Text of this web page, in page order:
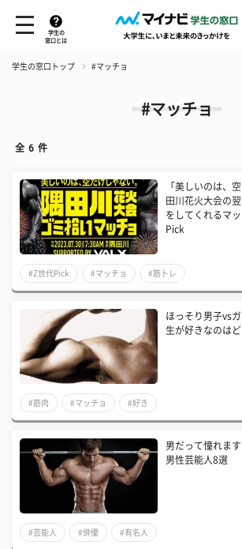
学生の
窓口とは
学生の窓口トップ #マッチョ
#マッチョ
全 6 件
「美しいのは、
田川花火大会の
をしてくれるマ
Pick
#Z世代Pick #マッチョ #筋トレ
ほっそり男子vs
生が好きなのはど
#筋肉 #マッチョ #好き
男だって憧れま
男性芸能人8選
#芸能人 #俳優 #有名人